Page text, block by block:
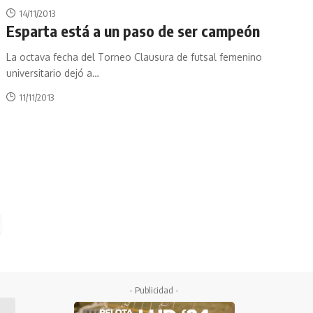
14/11/2013
Esparta está a un paso de ser campeón
La octava fecha del Torneo Clausura de futsal femenino
universitario dejó a…
11/11/2013
- Publicidad -